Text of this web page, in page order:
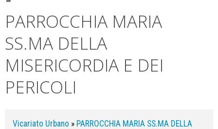
PARROCCHIA MARIA
SS.MA DELLA
MISERICORDIA E DEI
PERICOLI
Vicariato Urbano » PARROCCHIA MARIA SS.MA DELLA